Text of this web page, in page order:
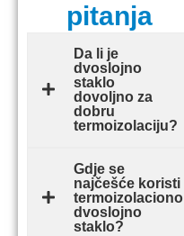
pitanja
Da li je
dvoslojno
staklo
dovoljno za
dobru
termoizolaciju?
Gdje se
najčešće koristi
termoizolaciono
dvoslojno
staklo?